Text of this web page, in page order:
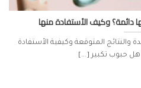
دائمة؟ وكيف الأستفادة منها
والنتائج المتوقعة وكيفية الأستفادة
حبوب تكبير [...]